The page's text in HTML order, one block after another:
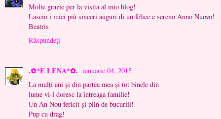
Molte grazie per la visita al mio blog!
Lascio i miei più sinceri auguri di un felice e sereno Anno Nuovo!
Beatris
Răspundeți
.✿*E LENA*✿. ianuarie 04, 2015
La mulți ani și din partea mea și tot binele din
lume vi-l doresc la întreaga familie!
Un An Nou fericit și plin de bucuriii!
Pup cu drag!